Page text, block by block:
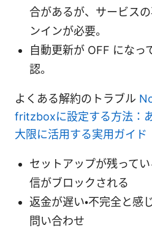
合があるが、サービス
ンインが必要。
自動更新が OFF になっ
認。
よくある解約のトラブル
fritzboxに設定する方法：
大限に活用する実用ガイド
セットアップが残って
信がブロックされる
返金が遅い・不完全と感
問い合わせ